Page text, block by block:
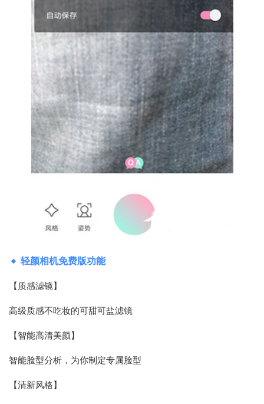
轻颜相机免费版功能
【质感滤镜】
高级质感不吃妆的可甜可盐滤镜
【智能高清美颜】
智能脸型分析，为你制定专属脸型
【清新风格】